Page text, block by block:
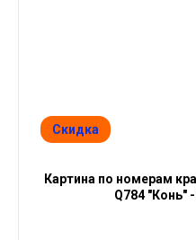
Скидка
Картина по номерам
Q784